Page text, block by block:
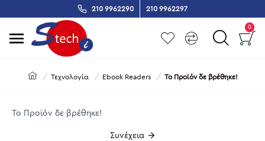
210 9962290 210 9962297
0
Τεχνολογία Ebook Readers Το Προϊόν δε βρέθηκε!
Το Προϊόν δε βρέθηκε!
Συνέχεια